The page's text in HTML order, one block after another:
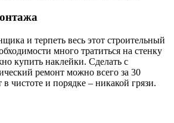
и терпеть весь этот строительный
много тратиться на стенку
купить наклейки. Сделать с
ремонт можно всего за 30
в чистоте и порядке – никакой грязи.